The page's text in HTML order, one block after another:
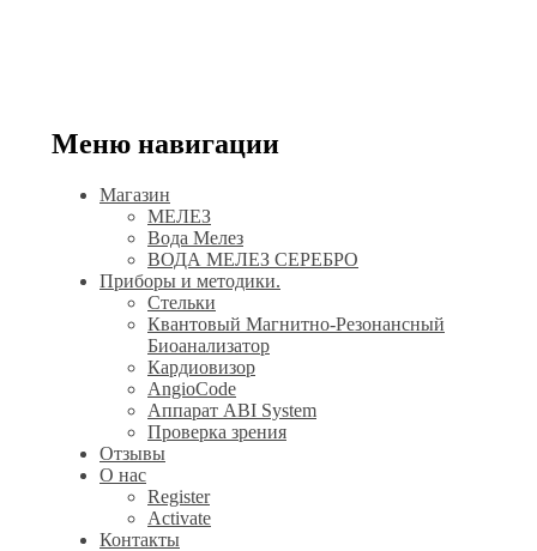
Меню навигации
Магазин
МЕЛЕЗ
Вода Мелез
ВОДА МЕЛЕЗ СЕРЕБРО
Приборы и методики.
Стельки
Квантовый Магнитно-Резонансный
Биоанализатор
Кардиовизор
AngioCode
Аппарат ABI System
Проверка зрения
Отзывы
О нас
Register
Activate
Контакты